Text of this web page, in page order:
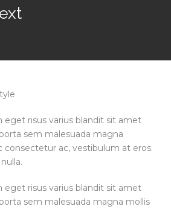
eget risus varius blandit sit amet
sem malesuada magna
consectetur ac, vestibulum at eros.
eget risus varius blandit sit amet
sem malesuada magna mollis